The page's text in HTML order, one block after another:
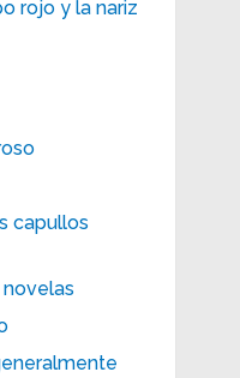
rojo y la nariz
capullos